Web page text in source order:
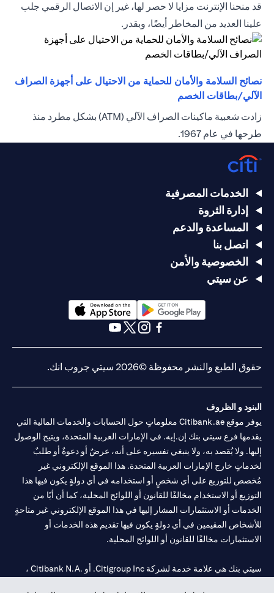
قد منحنا الإنترنت مزايا لا حصر لها، غير إن الاتصال الرقمي جلب
علينا العديد من المخاطر أيضًا، وبقدر.
نصائح السلامة والأمان للحماية من الاحتيال على أجهزة الصراف
الآلي/بطاقات الخصم
زادت شعبية ماكينات الصراف الآلي (ATM) بشكل مطرد منذ
طرحها في عام 1967.
الخدمات المصرفية
إدارة الثروة
المساعدة والدعم
اتصل بنا
الخصوصية والأمن
عن سيتي
opens in a new tab
opens in a new tab
حقوق الطبع والنشر محفوظة ©2026 سيتي جروب انك.
البنود و الظروف
يوفر موقع Citibank.ae معلوماتٍ حول الحسابات والخدمات المالية التي
يقدمها فرع سيتي بنك إن.إيه. في الإمارات العربية المتحدة، ويتيح الوصول
إليها. ولا يُقصد به، ولا ينبغي تفسيره على أنه، عرضٌ أو دعوةٌ أو طلبٌ
لخدماتٍ خارج الإمارات العربية المتحدة. هذا الموقع الإلكتروني غير
مُخصص للتوزيع على أي شخصٍ أو استخدامه في أي دولةٍ يكون فيها هذا
التوزيع أو الاستخدام مخالفًا للقانون أو اللوائح المحلية، كما أن أيًا من
الخدمات أو الاستثمارات المشار إليها في هذا الموقع الإلكتروني غير متاحةٍ
للأشخاص المقيمين في أي دولةٍ يكون فيها تقديم هذه الخدمات أو
الاستثمارات مخالفًا للقانون أو اللوائح المحلية.
سيتي بنك هي علامة خدمة لشركة Citigroup Inc. أو .Citibank N.A ،